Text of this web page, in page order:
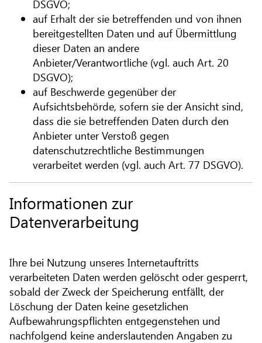
DSGVO;
auf Erhalt der sie betreffenden und von ihnen
bereitgestellten Daten und auf Übermittlung
dieser Daten an andere
Anbieter/Verantwortliche (vgl. auch Art. 20
DSGVO);
auf Beschwerde gegenüber der
Aufsichtsbehörde, sofern sie der Ansicht sind,
dass die sie betreffenden Daten durch den
Anbieter unter Verstoß gegen
datenschutzrechtliche Bestimmungen
verarbeitet werden (vgl. auch Art. 77 DSGVO).
Informationen zur
Datenverarbeitung
Ihre bei Nutzung unseres Internetauftritts
verarbeiteten Daten werden gelöscht oder gesperrt,
sobald der Zweck der Speicherung entfällt, der
Löschung der Daten keine gesetzlichen
Aufbewahrungspflichten entgegenstehen und
nachfolgend keine anderslautenden Angaben zu